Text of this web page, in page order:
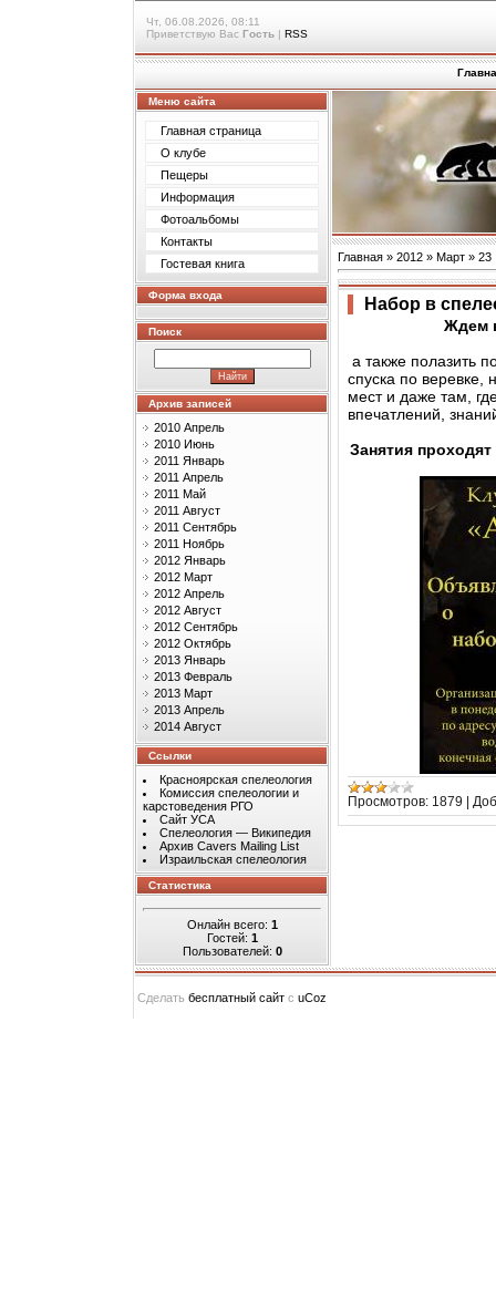
Чт, 06.08.2026, 08:11
Приветствую Вас Гость | RSS
Меню сайта
Главная страница
О клубе
Пещеры
Информация
Фотоальбомы
Контакты
Гостевая книга
Форма входа
Поиск
Архив записей
2010 Апрель
2010 Июнь
2011 Январь
2011 Апрель
2011 Май
2011 Август
2011 Сентябрь
2011 Ноябрь
2012 Январь
2012 Март
2012 Апрель
2012 Август
2012 Сентябрь
2012 Октябрь
2013 Январь
2013 Февраль
2013 Март
2013 Апрель
2014 Август
Ссылки
Красноярская спелеология
Комиссия спелеологии и
карстоведения РГО
Сайт УСА
Спелеология — Википедия
Архив Cavers Mailing List
Израильская спелеология
Статистика
Онлайн всего: 1
Гостей: 1
Пользователей: 0
Главная » 2012 » Март » 23
Набор в
Ждем
а также полазить
спуска по веревке,
мест и даже там,
впечатлений,
Занятия
Просмотров: 1879 |
Сделать бесплатный сайт с uCoz